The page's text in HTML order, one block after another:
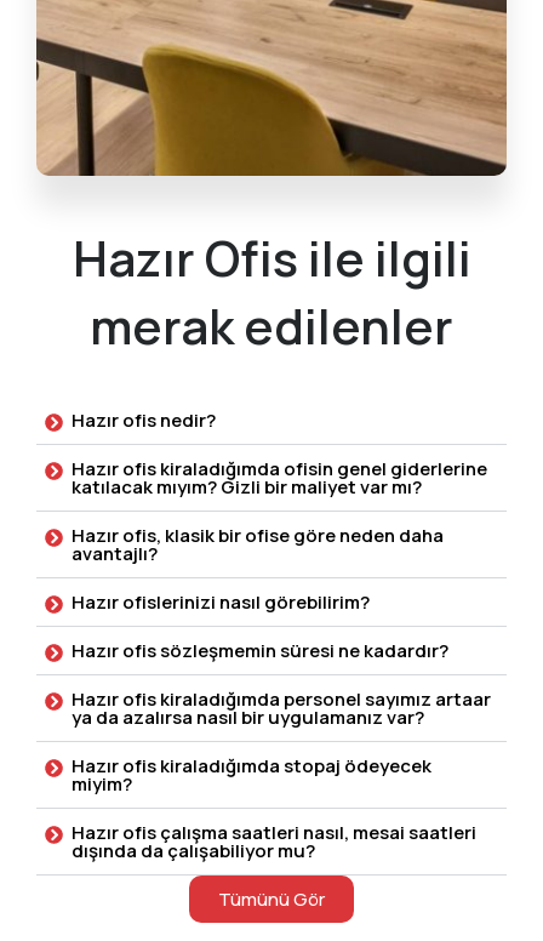
Hazır Ofis ile ilgili
merak edilenler
Hazır ofis nedir?
Hazır ofis kiraladığımda ofisin genel giderlerine
katılacak mıyım? Gizli bir maliyet var mı?
Hazır ofis, klasik bir ofise göre neden daha
avantajlı?
Hazır ofislerinizi nasıl görebilirim?
Hazır ofis sözleşmemin süresi ne kadardır?
Hazır ofis kiraladığımda personel sayımız artaar
ya da azalırsa nasıl bir uygulamanız var?
Hazır ofis kiraladığımda stopaj ödeyecek
miyim?
Hazır ofis çalışma saatleri nasıl, mesai saatleri
dışında da çalışabiliyor mu?
Tümünü Gör